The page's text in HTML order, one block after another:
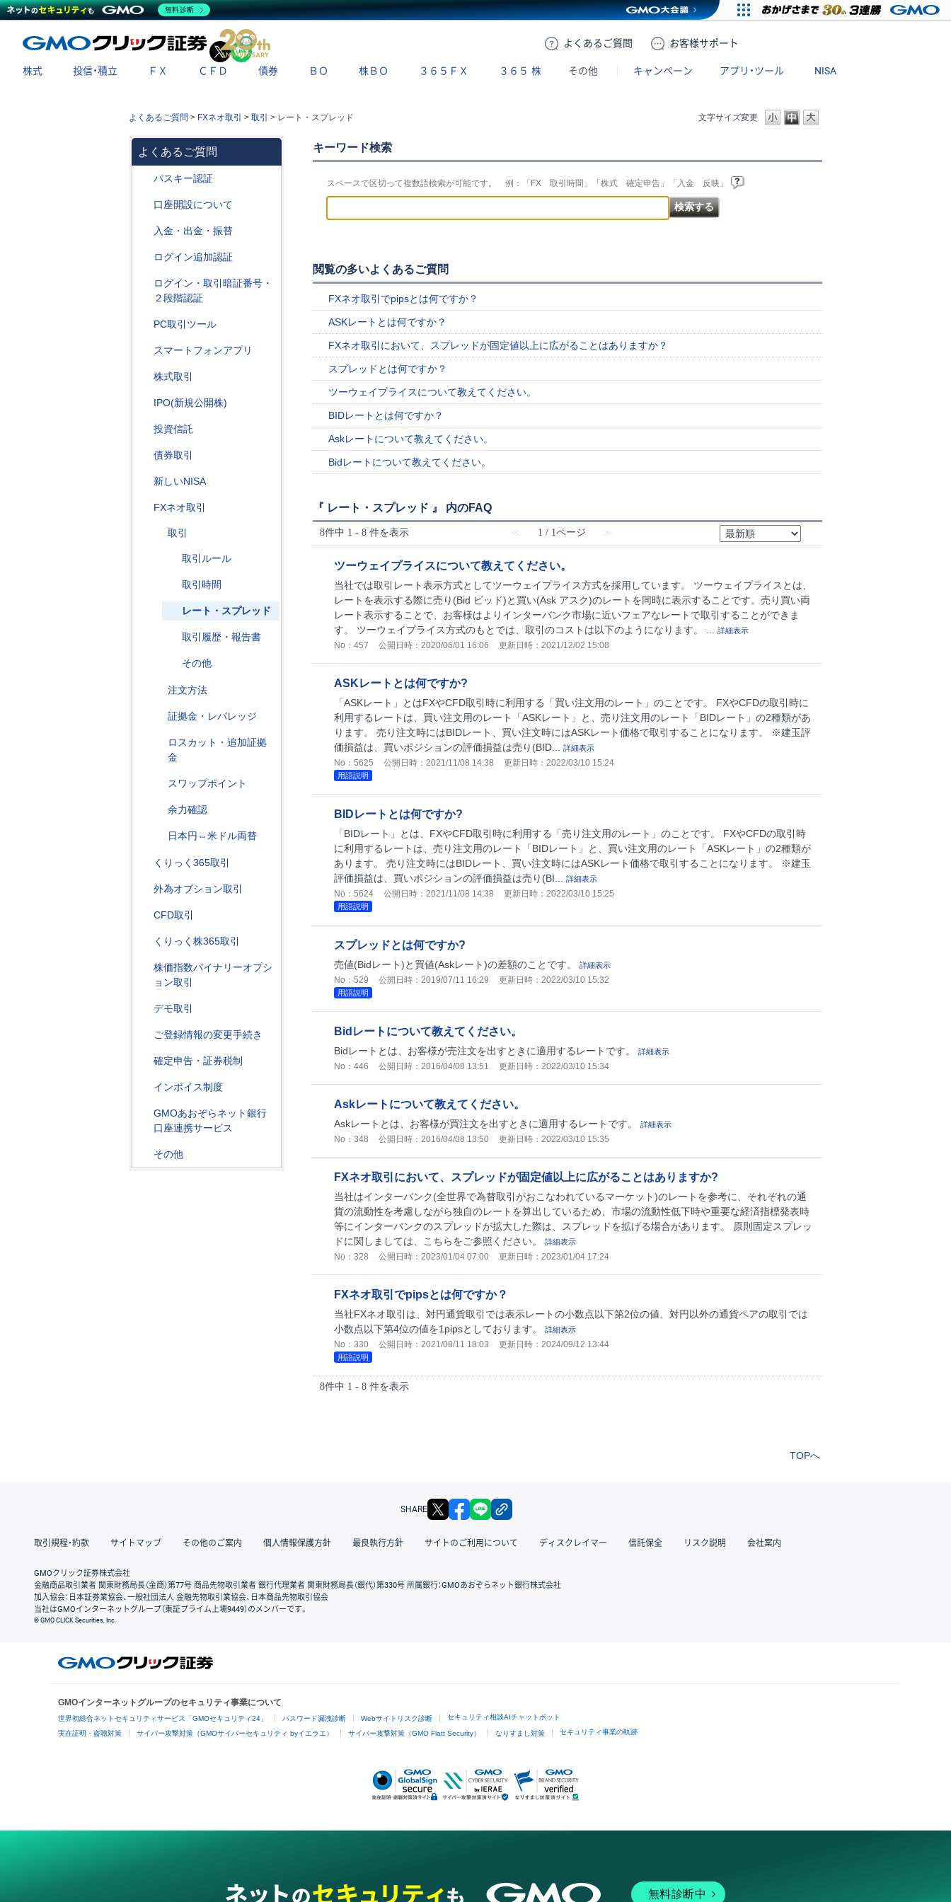
よくある ご質問 お客様サポート
X
株式 投信・積立 ＦＸ ＣＦＤ 債券 ＢＯ 株ＢＯ ３６５ＦＸ ３６５ 株 その他 キャンペーン アプリ・ツール NISA
文字サイズ変更
よくあるご質問 > FXネオ取引 > 取引 > レート・スプレッド
よくあるご質問
パスキー認証
口座開設について
入金・出金・振替
ログイン追加認証
ログイン・取引暗証番号・
２段階認証
PC取引ツール
スマートフォンアプリ
株式取引
IPO(新規公開株)
投資信託
債券取引
新しいNISA
FXネオ取引
取引
取引ルール
取引時間
レート・スプレッド
取引履歴・報告書
その他
注文方法
証拠金・レバレッジ
ロスカット・追加証拠
金
スワップポイント
余力確認
日本円⇔米ドル両替
くりっく365取引
外為オプション取引
CFD取引
くりっく株365取引
株価指数バイナリーオプシ
ョン取引
デモ取引
ご登録情報の変更手続き
確定申告・証券税制
インボイス制度
GMOあおぞらネット銀行
口座連携サービス
その他
キーワード検索
スペースで区切って複数語検索が可能です。 例：「FX 取引時間」「株式 確定申告」「入金 反映」
閲覧の多いよくあるご質問
FXネオ取引でpipsとは何ですか？
ASKレートとは何ですか？
FXネオ取引において、スプレッドが固定値以上に広がることはありますか？
スプレッドとは何ですか？
ツーウェイプライスについて教えてください。
BIDレートとは何ですか？
Askレートについて教えてください。
Bidレートについて教えてください。
『 レート・スプレッド 』 内のFAQ
8件中 1 - 8 件を表示 ≪ 1 / 1ページ ≫
ツーウェイプライスについて教えてください。
当社では取引レート表示方式としてツーウェイプライス方式を採用しています。 ツーウェイプライスとは、
レートを表示する際に売り(Bid ビッド)と買い(Ask アスク)のレートを同時に表示することです。売り買い両
レート表示することで、お客様はよりインターバンク市場に近いフェアなレートで取引することができま
す。 ツーウェイプライス方式のもとでは、取引のコストは以下のようになります。 ...
詳細表示
No：457 公開日時：2020/06/01 16:06 更新日時：2021/12/02 15:08
ASKレートとは何ですか?
「ASKレート」とはFXやCFD取引時に利用する「買い注文用のレート」のことです。 FXやCFDの取引時に
利用するレートは、買い注文用のレート「ASKレート」と、売り注文用のレート「BIDレート」の2種類があ
ります。 売り注文時にはBIDレート、買い注文時にはASKレート価格で取引することになります。 ※建玉評
価損益は、買いポジションの評価損益は売り(BID...
詳細表示
No：5625 公開日時：2021/11/08 14:38 更新日時：2022/03/10 15:24
用語説明
BIDレートとは何ですか?
「BIDレート」とは、FXやCFD取引時に利用する「売り注文用のレート」のことです。 FXやCFDの取引時
に利用するレートは、売り注文用のレート「BIDレート」と、買い注文用のレート「ASKレート」の2種類が
あります。 売り注文時にはBIDレート、買い注文時にはASKレート価格で取引することになります。 ※建玉
評価損益は、買いポジションの評価損益は売り(BI...
詳細表示
No：5624 公開日時：2021/11/08 14:38 更新日時：2022/03/10 15:25
用語説明
スプレッドとは何ですか?
売値(Bidレート)と買値(Askレート)の差額のことです。 詳細表示
No：529 公開日時：2019/07/11 16:29 更新日時：2022/03/10 15:32
用語説明
Bidレートについて教えてください。
Bidレートとは、お客様が売注文を出すときに適用するレートです。 詳細表示
No：446 公開日時：2016/04/08 13:51 更新日時：2022/03/10 15:34
Askレートについて教えてください。
Askレートとは、お客様が買注文を出すときに適用するレートです。 詳細表示
No：348 公開日時：2016/04/08 13:50 更新日時：2022/03/10 15:35
FXネオ取引において、スプレッドが固定値以上に広がることはありますか?
当社はインターバンク(全世界で為替取引がおこなわれているマーケット)のレートを参考に、それぞれの通
貨の流動性を考慮しながら独自のレートを算出しているため、市場の流動性低下時や重要な経済指標発表時
等にインターバンクのスプレッドが拡大した際は、スプレッドを拡げる場合があります。 原則固定スプレッ
ドに関しましては、こちらをご参照ください。
詳細表示
No：328 公開日時：2023/01/04 07:00 更新日時：2023/01/04 17:24
FXネオ取引でpipsとは何ですか？
当社FXネオ取引は、対円通貨取引では表示レートの小数点以下第2位の値、対円以外の通貨ペアの取引では
小数点以下第4位の値を1pipsとしております。
詳細表示
No：330 公開日時：2021/08/11 18:03 更新日時：2024/09/12 13:44
用語説明
8件中 1 - 8 件を表示
TOPへ
SHARE X facebook
取引規程・約款 サイトマップ その他のご案内 個人情報保護方針 最良執行方針 サイトのご利用について ディスクレイマー 信託保全 リスク説明 会社案内
GMOクリック証券株式会社
金融商品取引業者 関東財務局長（金商）第77号 商品先物取引業者 銀行代理業者 関東財務局長（銀代）第330号 所属銀行：GMOあおぞらネット銀行株式会社
加入協会：日本証券業協会、一般社団法人 金融先物取引業協会、日本商品先物取引協会
当社はGMOインターネットグループ（東証プライム上場9449）のメンバーです。
© GMO CLICK Securities, Inc.
GMOインターネットグループのセキュリティ事業について
世界初総合ネットセキュリティサービス「GMOセキュリティ24」 パスワード漏洩診断 Webサイトリスク診断 セキュリティ相談AIチャットボット
実在証明・盗聴対策 サイバー攻撃対策（GMOサイバーセキュリティ byイエラエ） サイバー攻撃対策（GMO Flatt Security） なりすまし対策 セキュリティ事業の軌跡
無料診断中
無料診断